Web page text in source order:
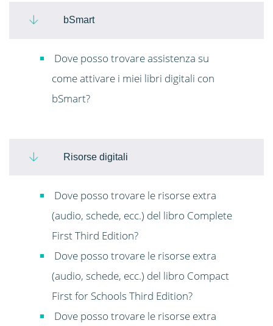
bSmart
Dove posso trovare assistenza su
come attivare i miei libri digitali con
bSmart?
Risorse digitali
Dove posso trovare le risorse extra
(audio, schede, ecc.) del libro Complete
First Third Edition?
Dove posso trovare le risorse extra
(audio, schede, ecc.) del libro Compact
First for Schools Third Edition?
Dove posso trovare le risorse extra